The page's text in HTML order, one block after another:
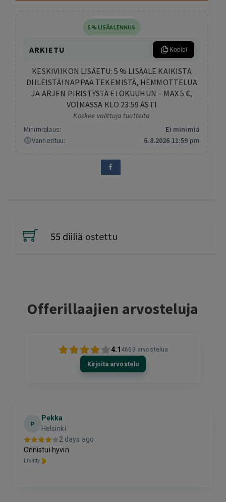
5% LISÄALENNUS
ARKIETU Kopioi
KESKIVIIKON LISÄETU: 5 % LISÄALE KAIKISTA
DIILEISTÄ! NAPPAA TEKEMISTÄ, HEMMOTTELUA
JA ARJEN PIRISTYSTÄ ELOKUUHUN – MAX 5 €,
VOIMASSA KLO 23.59 ASTI
Koskee valittuja tuotteita
Minimitilaus:
Ei minimiä
Vanhentuu:
6.8.2026 11:59 pm
55 diiliä ostettu
Offerillaajien arvosteluja
4.1 4663 arvostelua
Kirjoita arvostelu
P
Pekka
Helsinki
2 days ago
Onnistui hyvin
Lisätty